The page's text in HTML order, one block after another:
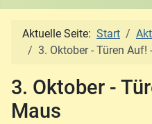
Aktuelle Seite: Start
3. Oktober - Türen Auf!
3. Oktober -
Maus